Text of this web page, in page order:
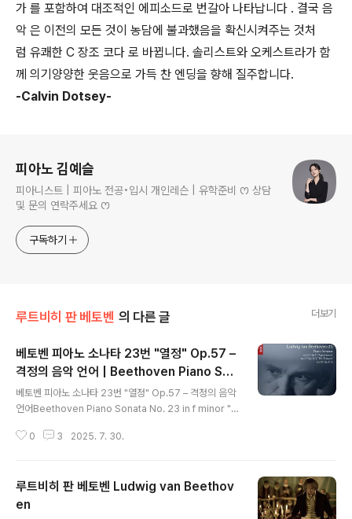
가 를 포함하여 대조적인 에피소드로 번갈아 나타납니다 . 결국 음
악 은 이전의 모든 것이 농담에 불과했음을 확신시켜주는 것처
럼 유쾌한 C 장조 코다 로 바뀝니다. 솔리스트와 오케스트라가 함
께 의기양양한 웃음으로 가득 찬 엔딩을 향해 질주합니다.
-Calvin Dotsey-
피아노 김예슬
피아니스트 | 피아노 전공•입시 개인레슨 | 유학준비 ꯁ 상담
및 문의 연락주세요 ꯁ
구독하기
루트비히 판 베토벤 의 다른 글 더보기
베토벤 피아노 소나타 23번 "열정" Op.57 –
격정의 음악 언어 | Beethoven Piano Son
ata No. 23 in f minor "Appassionata"
베토벤 피아노 소나타 23번 "열정" Op.57 – 격정의 음악
언어Beethoven Piano Sonata No. 23 in f minor "A
들이 붙인 이름이지만, 이 곡이 지닌 강렬하고 격렬한 성격
라는 악기를 통해 극적으로 드러낸 걸작으로 평가받습니
다.작곡 배경이 소나타는 1804년부터 1805년 사이에 작
0 3 2025. 7. 30.
루트비히 판 베토벤 Ludwig van Beethov
en